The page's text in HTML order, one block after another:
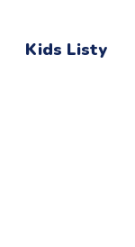
Kids Listy